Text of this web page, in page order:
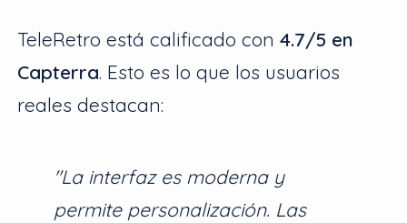
TeleRetro está calificado con4.7/5 en
Capterra. Esto es lo que los usuarios
reales destacan:
"La interfaz es moderna y
permite personalización. Las